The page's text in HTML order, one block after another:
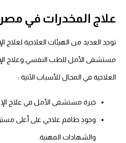
علاج المخدرات في مصر
توجد العديد من الهيئات العلاجية لعلاج
مستشفى الأمل للطب النفسي وعلاج
العلاجية في المجال للأسباب الآتية :
خبرة مستشفى الأمل في علاج الإدمان
وجود طاقم علاجي على أعلى مستوى
والشهادات المهنية.